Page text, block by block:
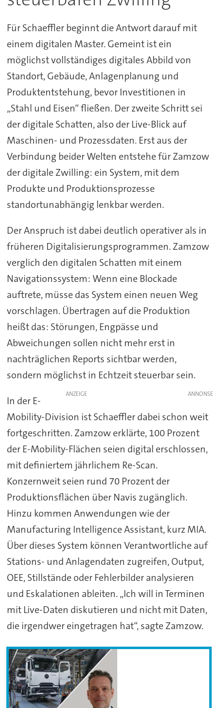
Für Schaeffler beginnt die Antwort darauf mit
einem digitalen Master. Gemeint ist ein
möglichst vollständiges digitales Abbild von
Standort, Gebäude, Anlagenplanung und
Produktentstehung, bevor Investitionen in
„Stahl und Eisen“ fließen. Der zweite Schritt sei
der digitale Schatten, also der Live-Blick auf
Maschinen- und Prozessdaten. Erst aus der
Verbindung beider Welten entstehe für Zamzow
der digitale Zwilling: ein System, mit dem
Produkte und Produktionsprozesse
standortunabhängig lenkbar werden.
Der Anspruch ist dabei deutlich operativer als in
früheren Digitalisierungsprogrammen. Zamzow
verglich den digitalen Schatten mit einem
Navigationssystem: Wenn eine Blockade
auftrete, müsse das System einen neuen Weg
vorschlagen. Übertragen auf die Produktion
heißt das: Störungen, Engpässe und
Abweichungen sollen nicht mehr erst in
nachträglichen Reports sichtbar werden,
sondern möglichst in Echtzeit steuerbar sein.
ANZEIGE
In der E-
Mobility-Division ist Schaeffler dabei schon weit
fortgeschritten. Zamzow erklärte, 100 Prozent
der E-Mobility-Flächen seien digital erschlossen,
mit definiertem jährlichem Re-Scan.
Konzernweit seien rund 70 Prozent der
Produktionsflächen über Navis zugänglich.
Hinzu kommen Anwendungen wie der
Manufacturing Intelligence Assistant, kurz MIA.
Über dieses System können Verantwortliche auf
Stations- und Anlagendaten zugreifen, Output,
OEE, Stillstände oder Fehlerbilder analysieren
und Eskalationen ableiten. „Ich will in Terminen
mit Live-Daten diskutieren und nicht mit Daten,
die irgendwer eingetragen hat“, sagte Zamzow.